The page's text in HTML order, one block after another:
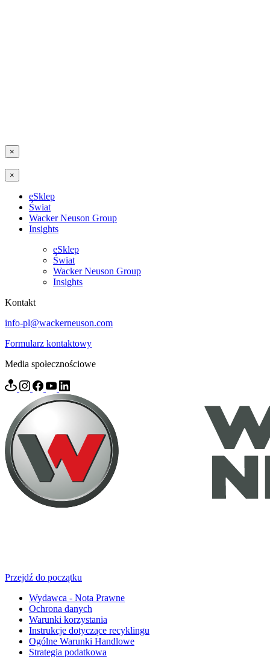
×
×
eSklep
Świat
Wacker Neuson Group
Insights
eSklep
Świat
Wacker Neuson Group
Insights
Kontakt
info-pl@wackerneuson.com
Formularz kontaktowy
Media społecznościowe
Przejdź do początku
Wydawca - Nota Prawne
Ochrona danych
Warunki korzystania
Instrukcje dotyczące recyklingu
Ogólne Warunki Handlowe
Strategia podatkowa